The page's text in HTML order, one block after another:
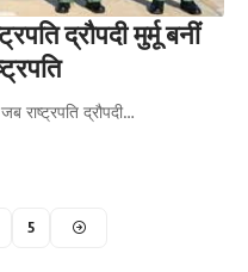
द्रौपदी मुर्मू बनीं
राष्ट्रपति द्रौपदी…
5